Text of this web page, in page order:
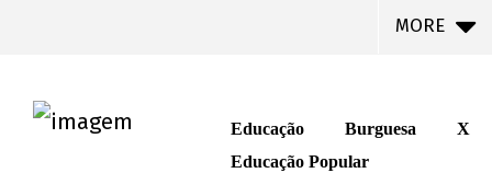
MORE
Educação Burguesa X
Educação Popular